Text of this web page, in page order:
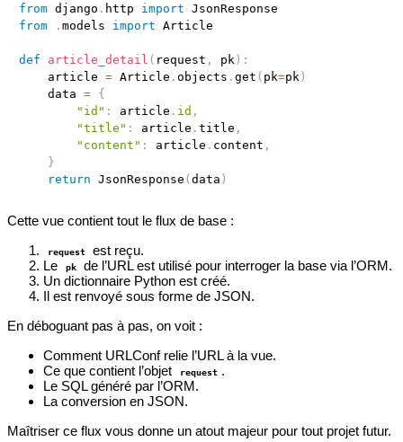
from django . http import
from
. models import Article
def article_detail ( request , pk ) :
    article
= Article . objects . get ( pk=pk )
    data
=
{
"id" : article . id ,
"title" : article . title ,
"content" : article . content ,
}
return JsonResponse (data )
Cette vue contient tout le flux de base :
request
est reçu.
Le
pk
de l’URL est utilisé pour interroger la base via l’ORM.
Un dictionnaire Python est créé.
Il est renvoyé sous forme de JSON.
En déboguant pas à pas, on voit :
Comment URLConf relie l’URL à la vue.
Ce que contient l’objet
request .
Le SQL généré par l’ORM.
La conversion en JSON.
Maîtriser ce flux vous donne un atout majeur pour tout projet futur.